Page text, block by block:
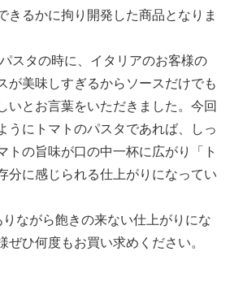
きるかに拘り開発した商品となりま
スタの時に、イタリアのお客様の
が美味しすぎるからソースだけでも
いとお言葉をいただきました。今回
うにトマトのパスタであれば、しっ
トの旨味が口の中一杯に広がり「ト
分に感じられる仕上がりになってい
ながら飽きの来ない仕上がりにな
ぜひ何度もお買い求めください。